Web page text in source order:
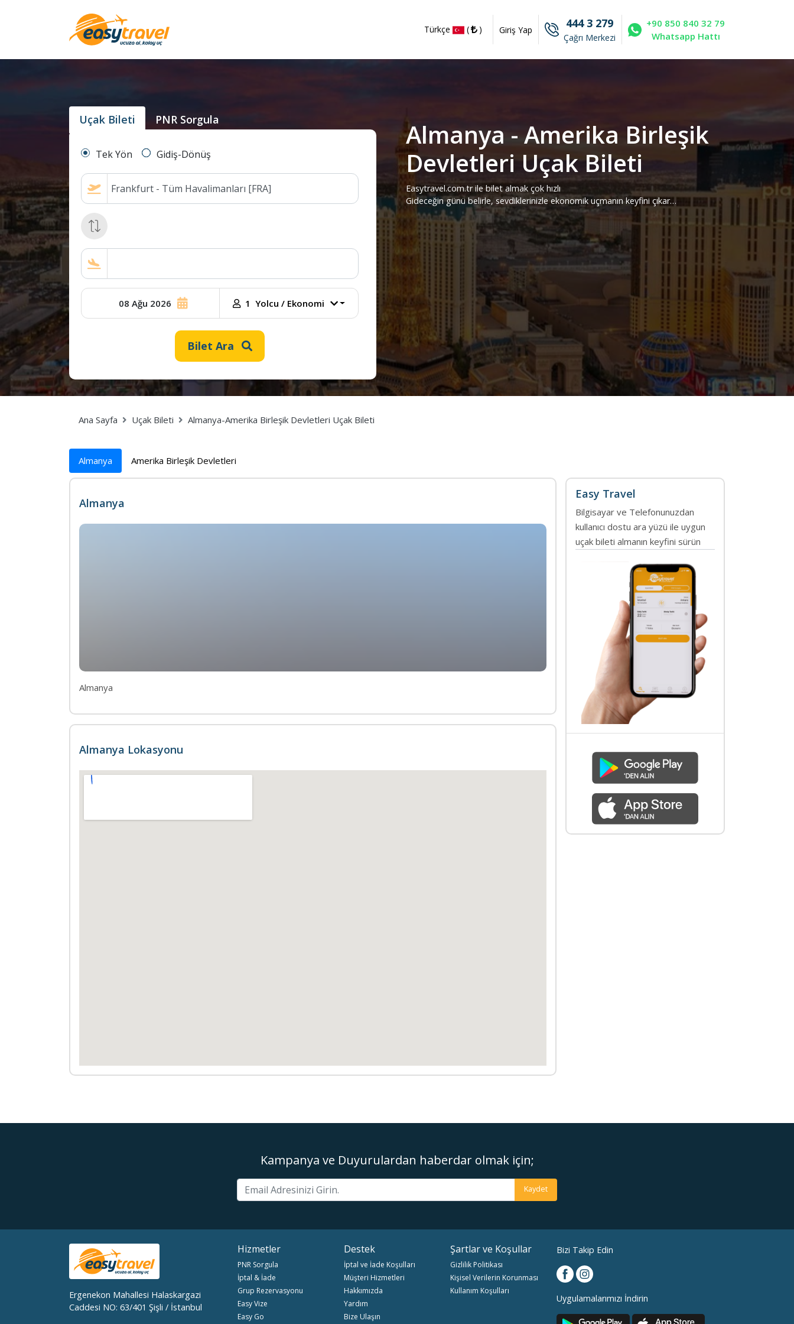
Türkçe ( ) Giriş Yap 444 3 279
Çağrı Merkezi
+90 850 840 32 79
Whatsapp Hattı
Uçak Bileti PNR Sorgula
Tek Yön Gidiş-Dönüş
08 Ağu 2026
Ağu
2026
1 Yolcu / Ekonomi
Bilet Ara
Almanya - Amerika Birleşik
Devletleri Uçak Bileti
Easytravel.com.tr ile bilet almak çok hızlı
Gideceğin günü belirle, sevdiklerinizle ekonomik uçmanın keyfini çıkar…
Ana Sayfa Uçak Bileti Almanya-Amerika Birleşik Devletleri Uçak Bileti
Almanya Amerika Birleşik Devletleri
Almanya
Almanya
Almanya Lokasyonu
location google.com
Easy Travel
Bilgisayar ve Telefonunuzdan
kullanıcı dostu ara yüzü ile uygun
uçak bileti almanın keyfini sürün
Kampanya ve Duyurulardan haberdar olmak için;
Kaydet
Ergenekon Mahallesi Halaskargazi
Caddesi NO: 63/401 Şişli / İstanbul
Hizmetler
PNR Sorgula
İptal & İade
Grup Rezervasyonu
Easy Vize
Easy Go
Destek
İptal ve İade Koşulları
Müşteri Hizmetleri
Hakkımızda
Yardım
Bize Ulaşın
Şartlar ve Koşullar
Gizlilik Politikası
Kişisel Verilerin Korunması
Kullanım Koşulları
Bizi Takip Edin
Uygulamalarımızı İndirin